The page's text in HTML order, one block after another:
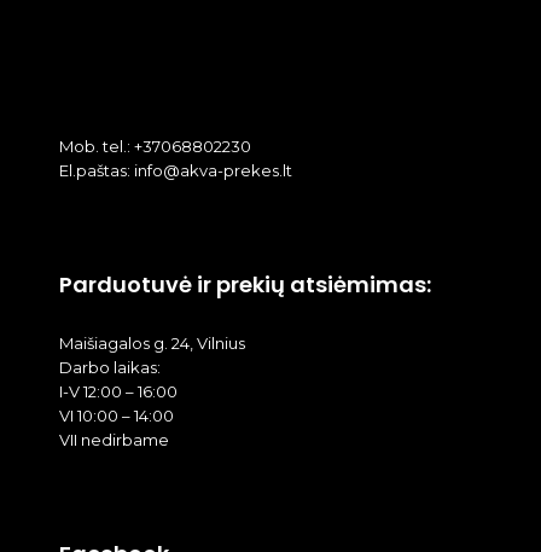
Mob. tel.: +37068802230
El.paštas: info@akva-prekes.lt
Parduotuvė ir prekių atsiėmimas:
Maišiagalos g. 24, Vilnius
Darbo laikas:
I-V 12:00 – 16:00
VI 10:00 – 14:00
VII nedirbame